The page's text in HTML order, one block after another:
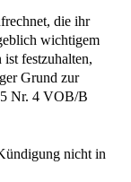
die ihr
wichtigem
festzuhalten,
Grund zur
Nr. 4 VOB/B
nicht in